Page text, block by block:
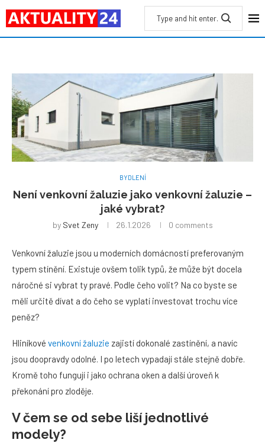
BYDLENÍ
Není venkovní žaluzie jako venkovní žaluzie –
jaké vybrat?
by Svet Zeny 26.1.2026 0 comments
Venkovní žaluzie jsou u moderních domácností preferovaným
typem stínění. Existuje ovšem tolik typů, že může být docela
náročné si vybrat ty pravé. Podle čeho volit? Na co byste se
měli určitě dívat a do čeho se vyplatí investovat trochu více
peněz?
Hliníkové venkovní žaluzie zajistí dokonalé zastínění, a navíc
jsou doopravdy odolné. I po letech vypadají stále stejně dobře.
Kromě toho fungují i jako ochrana oken a další úroveň k
překonání pro zloděje.
V čem se od sebe liší jednotlivé
modely?